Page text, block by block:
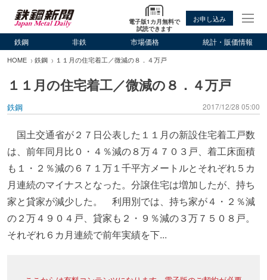
電子版1カ月無料で
試読できます
お申し込み
鉄鋼 非鉄 市場価格 統計・販価情報
HOME 鉄鋼 １１月の住宅着工／微減の８．４万戸
１１月の住宅着工／微減の８．４万戸
鉄鋼 2017/12/28 05:00
国土交通省が２７日公表した１１月の新設住宅着工戸数
は、前年同月比０・４％減の８万４７０３戸、着工床面積
も１・２％減の６７１万１千平方メートルとそれぞれ５カ
月連続のマイナスとなった。分譲住宅は増加したが、持ち
家と貸家が減少した。 利用別では、持ち家が４・２％減
の２万４９０４戸、貸家も２・９％減の３万７５０８戸。
それぞれ６カ月連続で前年実績を下...